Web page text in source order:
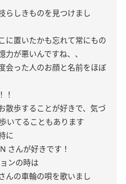
らしきものを見つけまし
に置いたかも忘れて常にもの
が悪いんですね、、
会った人のお顔と名前をほぼ
！
散歩することが好きで、気づ
いてることもあります
に
さんが好きです！
ンの時は
んの車輪の唄を歌いまし